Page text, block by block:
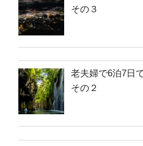
その３
老夫婦で6泊7日
その２